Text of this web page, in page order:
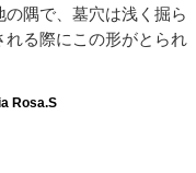
隅で、墓穴は浅く掘ら
る際にこの形がとられ
Rosa.S